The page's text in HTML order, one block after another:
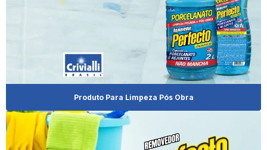
Distribuidor De Brilha Alumínio
Distribuidor De Produto Limpa Alumínio
Distribuidor De Produtos De Limpeza Para Revenda
Produto Para Limpeza Pós Obra